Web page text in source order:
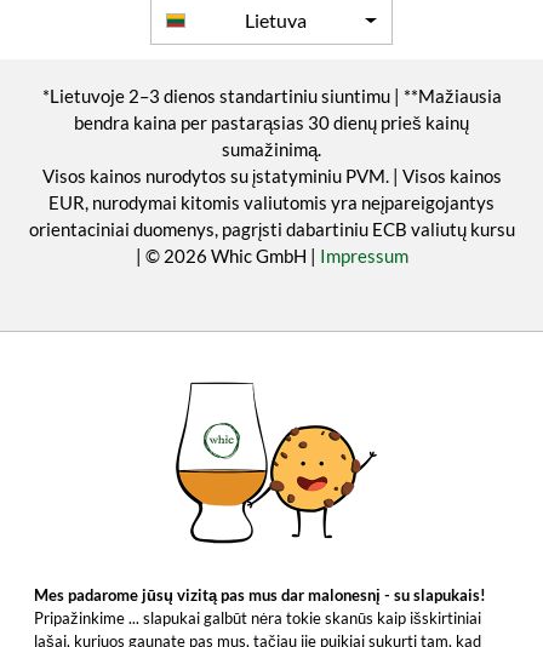
Lietuva
*Lietuvoje 2–3 dienos standartiniu siuntimu | **Mažiausia
bendra kaina per pastarąsias 30 dienų prieš kainų
sumažinimą.
Visos kainos nurodytos su įstatyminiu PVM. | Visos kainos
EUR, nurodymai kitomis valiutomis yra neįpareigojantys
orientaciniai duomenys, pagrįsti dabartiniu ECB valiutų kursu
| © 2026 Whic GmbH | Impressum
Mes padarome jūsų vizitą pas mus dar malonesnį - su slapukais!
Pripažinkime ... slapukai galbūt nėra tokie skanūs kaip išskirtiniai
lašai, kuriuos gaunate pas mus, tačiau jie puikiai sukurti tam, kad